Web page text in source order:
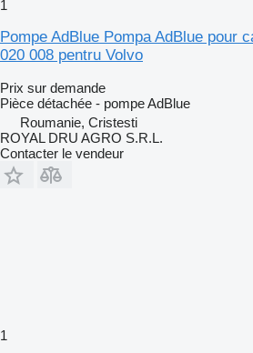
1
Pompe AdBlue Pompa AdBlue pour
020 008 pentru Volvo
Prix sur demande
Pièce détachée - pompe AdBlue
Roumanie, Cristesti
ROYAL DRU AGRO S.R.L.
Contacter le vendeur
1